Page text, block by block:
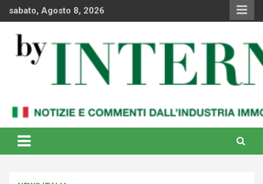
sabato, Agosto 8, 2026
By Internews
internazionale